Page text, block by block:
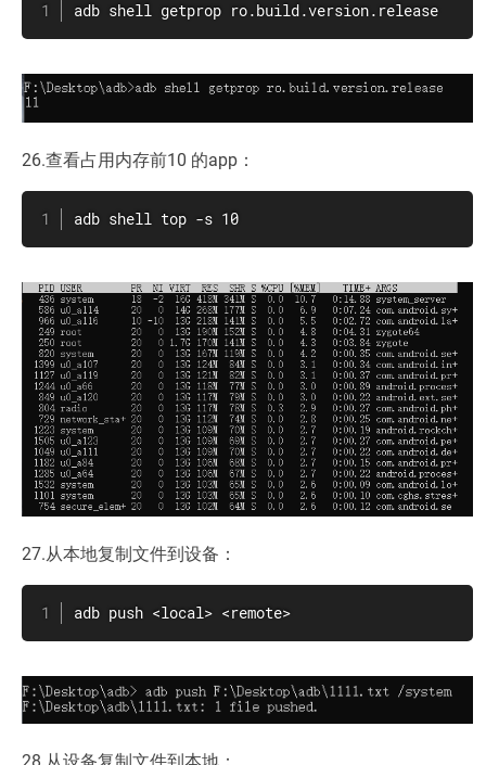
adb shell getprop ro.build.version.release
26.查看占用内存前10 的app：
adb shell top -s 10
27.从本地复制文件到设备：
adb push <local> <remote>